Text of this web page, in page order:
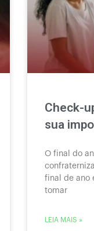
Check-
sua
O final do
final de ano
tomar
LEIA MAIS »